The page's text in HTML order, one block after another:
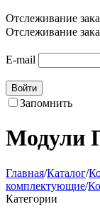
Отслеживание
Отслеживание
E-mail
Войти
Запомнить
Модули
Главная/Каталог/
комплектующие/
Категории